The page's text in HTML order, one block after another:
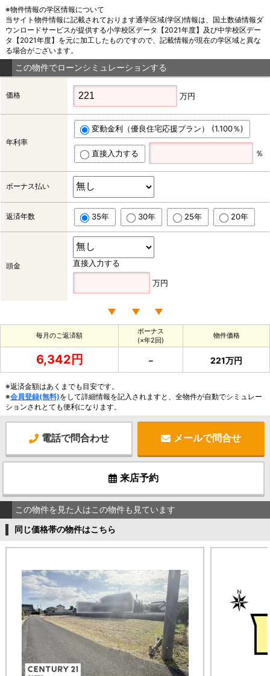
※物件情報の学区情報について
当サイト物件情報に記載されております通学区域(学区)情報は、国土数値情報ダ
ウンロードサービスが提供する小学校区データ【2021年度】及び中学校区デー
タ【2021年度】を元に加工したものですので、記載情報が現在の学区域と異な
る場合がございます。
この物件でローンシミュレーションする
価格 万円
年利率
変動金利（優良住宅応援プラン） (1.100％)
直接入力する ％
ボーナス払い
返済年数 35年 30年 25年 20年
頭金 直接入力する
万円
毎月のご返済額
ボーナス
(×年2回)
物件価格
6,342円 － 221万円
※返済金額はあくまでも目安です。
※会員登録(無料)をして詳細情報を記入されますと、全物件が自動でシミュレー
ションされとても便利になります。
電話で問合わせ メールで問合せ
来店予約
この物件を見た人はこの物件も見ています
同じ価格帯の物件はこちら